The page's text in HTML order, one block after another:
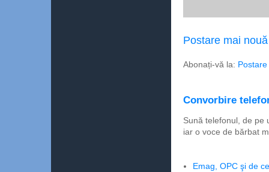
Postare mai nouă
Abonați-vă la:
Convorbire
Sună telefonul, de pe
iar o voce de bărbat
Emag, OPC şi de